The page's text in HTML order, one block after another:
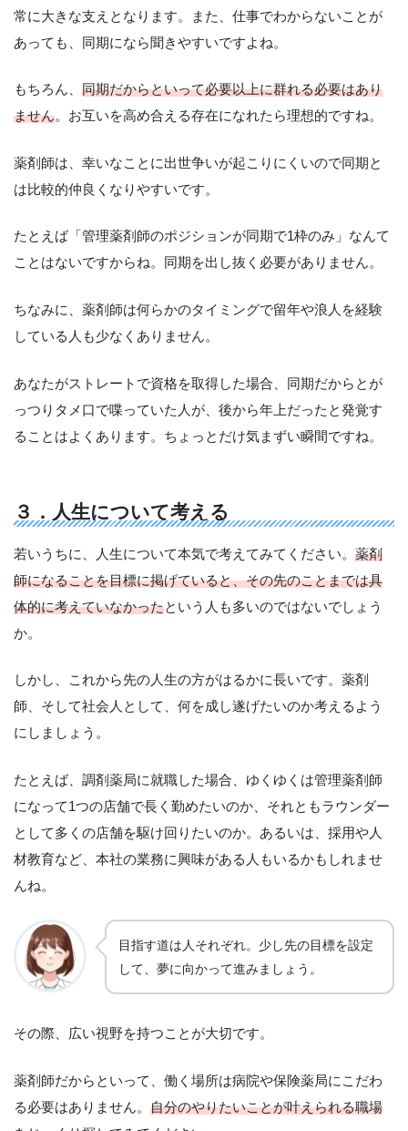
常に大きな支えとなります。また、仕事でわからないことが
あっても、同期になら聞きやすいですよね。
もちろん、 同期だからといって必要以上に群れる必要はあり
ません。お互いを高め合える存在になれたら理想的ですね。
薬剤師は、幸いなことに出世争いが起こりにくいので同期と
は比較的仲良くなりやすいです。
たとえば「管理薬剤師のポジションが同期で1枠のみ」なんて
ことはないですからね。同期を出し抜く必要がありません。
ちなみに、薬剤師は何らかのタイミングで留年や浪人を経験
している人も少なくありません。
あなたがストレートで資格を取得した場合、同期だからとが
っつりタメ口で喋っていた人が、後から年上だったと発覚す
ることはよくあります。ちょっとだけ気まずい瞬間ですね。
３．人生について考える
若いうちに、人生について本気で考えてみてください。 薬剤
師になることを目標に掲げていると、その先のことまでは具
体的に考えていなかったという人も多いのではないでしょう
か。
しかし、これから先の人生の方がはるかに長いです。薬剤
師、そして社会人として、何を成し遂げたいのか考えるよう
にしましょう。
たとえば、調剤薬局に就職した場合、ゆくゆくは管理薬剤師
になって1つの店舗で長く勤めたいのか、それともラウンダー
として多くの店舗を駆け回りたいのか。あるいは、採用や人
材教育など、本社の業務に興味がある人もいるかもしれませ
んね。
目指す道は人それぞれ。少し先の目標を設定
して、夢に向かって進みましょう。
その際、広い視野を持つことが大切です。
薬剤師だからといって、働く場所は病院や保険薬局にこだわ
る必要はありません。 自分のやりたいことが叶えられる職場